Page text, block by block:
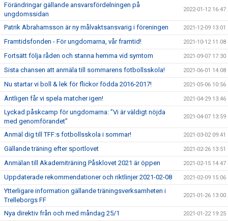
Förändringar gällande ansvarsfördelningen på
ungdomssidan
2022-01-12 16:47
Patrik Abrahamsson är ny målvaktsansvarig i föreningen 2021-12-09 13:01
Framtidsfonden - För ungdomarna, vår framtid! 2021-10-12 11:08
Fortsätt följa råden och stanna hemma vid symtom 2021-09-07 17:30
Sista chansen att anmäla till sommarens fotbollsskola! 2021-06-01 14:08
Nu startar vi boll & lek för flickor födda 2016-2017! 2021-05-06 10:56
Äntligen får vi spela matcher igen! 2021-04-29 13:46
Lyckad påskcamp för ungdomarna: ”Vi är väldigt nöjda
med genomförandet”
2021-04-07 13:59
Anmäl dig till TFF:s fotbollsskola i sommar! 2021-03-02 09:41
Gällande träning efter sportlovet 2021-02-26 13:51
Anmälan till Akademiträning Påsklovet 2021 är öppen 2021-02-15 14:47
Uppdaterade rekommendationer och riktlinjer 2021-02-08 2021-02-09 15:06
Ytterligare information gällande träningsverksamheten i
Trelleborgs FF
2021-01-26 13:00
Nya direktiv från och med måndag 25/1 2021-01-22 19:25